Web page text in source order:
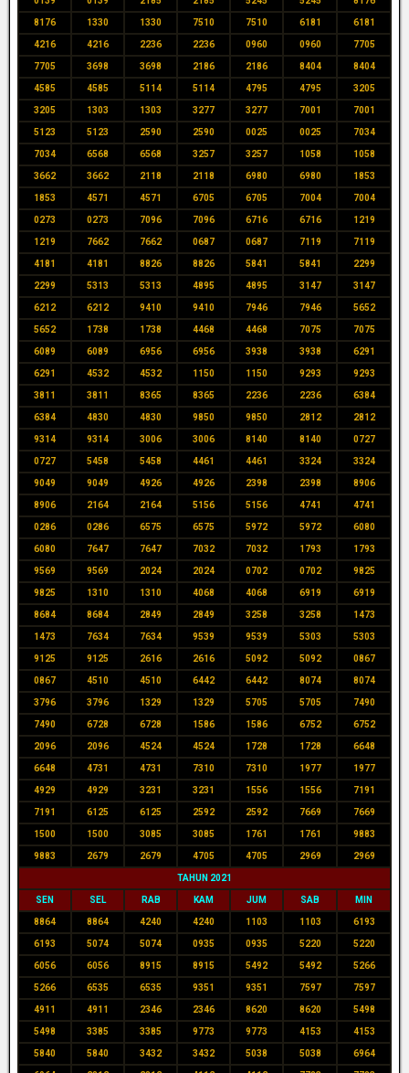
8176 1330 1330 7510 7510 6181 6181
4216 4216 2236 2236 0960 0960 7705
7705 3698 3698 2186 2186 8404 8404
4585 4585 5114 5114 4795 4795 3205
3205 1303 1303 3277 3277 7001 7001
5123 5123 2590 2590 0025 0025 7034
7034 6568 6568 3257 3257 1058 1058
3662 3662 2118 2118 6980 6980 1853
1853 4571 4571 6705 6705 7004 7004
0273 0273 7096 7096 6716 6716 1219
1219 7662 7662 0687 0687 7119 7119
4181 4181 8826 8826 5841 5841 2299
2299 5313 5313 4895 4895 3147 3147
6212 6212 9410 9410 7946 7946 5652
5652 1738 1738 4468 4468 7075 7075
6089 6089 6956 6956 3938 3938 6291
6291 4532 4532 1150 1150 9293 9293
3811 3811 8365 8365 2236 2236 6384
6384 4830 4830 9850 9850 2812 2812
9314 9314 3006 3006 8140 8140 0727
0727 5458 5458 4461 4461 3324 3324
9049 9049 4926 4926 2398 2398 8906
8906 2164 2164 5156 5156 4741 4741
0286 0286 6575 6575 5972 5972 6080
6080 7647 7647 7032 7032 1793 1793
9569 9569 2024 2024 0702 0702 9825
9825 1310 1310 4068 4068 6919 6919
8684 8684 2849 2849 3258 3258 1473
1473 7634 7634 9539 9539 5303 5303
9125 9125 2616 2616 5092 5092 0867
0867 4510 4510 6442 6442 8074 8074
3796 3796 1329 1329 5705 5705 7490
7490 6728 6728 1586 1586 6752 6752
2096 2096 4524 4524 1728 1728 6648
6648 4731 4731 7310 7310 1977 1977
4929 4929 3231 3231 1556 1556 7191
7191 6125 6125 2592 2592 7669 7669
1500 1500 3085 3085 1761 1761 9883
9883 2679 2679 4705 4705 2969 2969
TAHUN 2021
SEN SEL RAB KAM JUM SAB MIN
8864 8864 4240 4240 1103 1103 6193
6193 5074 5074 0935 0935 5220 5220
6056 6056 8915 8915 5492 5492 5266
5266 6535 6535 9351 9351 7597 7597
4911 4911 2346 2346 8620 8620 5498
5498 3385 3385 9773 9773 4153 4153
5840 5840 3432 3432 5038 5038 6964